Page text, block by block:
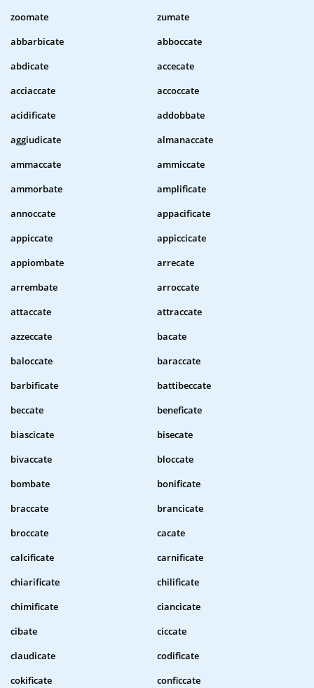
zoomate
zumate
abbarbicate
abboccate
abdicate
accecate
acciaccate
accoccate
acidificate
addobbate
aggiudicate
almanaccate
ammaccate
ammiccate
ammorbate
amplificate
annoccate
appacificate
appiccate
appiccicate
appiombate
arrecate
arrembate
arroccate
attaccate
attraccate
azzeccate
bacate
baloccate
baraccate
barbificate
battibeccate
beccate
beneficate
biascicate
bisecate
bivaccate
bloccate
bombate
bonificate
braccate
brancicate
broccate
cacate
calcificate
carnificate
chiarificate
chilificate
chimificate
ciancicate
cibate
ciccate
claudicate
codificate
cokificate
conficcate